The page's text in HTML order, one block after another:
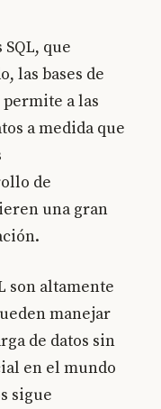
que
las bases de
permite a las
a medida que
de
una gran
son altamente
manejar
de datos sin
en el mundo
sigue